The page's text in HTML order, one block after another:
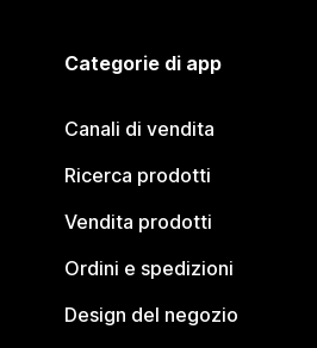
Categorie di app
Canali di vendita
Ricerca prodotti
Vendita prodotti
Ordini e spedizioni
Design del negozio